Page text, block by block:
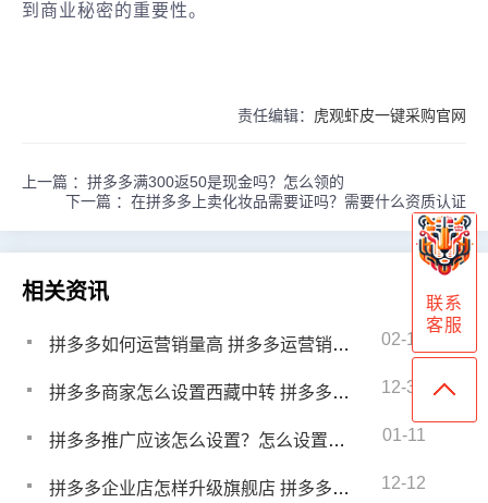
到商业秘密的重要性。
责任编辑： 虎观虾皮一键采购官网
上一篇 ： 拼多多满300返50是现金吗？怎么领的
下一篇 ： 在拼多多上卖化妆品需要证吗？需要什么资质认证
相关资讯
拼多多如何运营销量高 拼多多运营销量提升方法 02-15
拼多多商家怎么设置西藏中转 拼多多西藏中转仓怎样操作 12-31
拼多多推广应该怎么设置？怎么设置效果好 01-11
拼多多企业店怎样升级旗舰店 拼多多企业店铺升级旗舰店流程 12-12
联系
客服